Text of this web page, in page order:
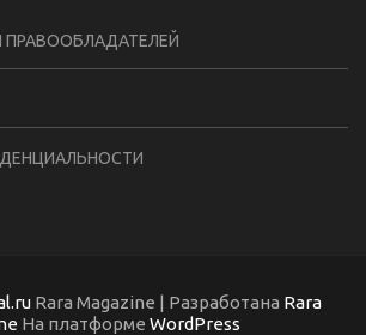
Rara Magazine | Разработана Rara
На платформе WordPress